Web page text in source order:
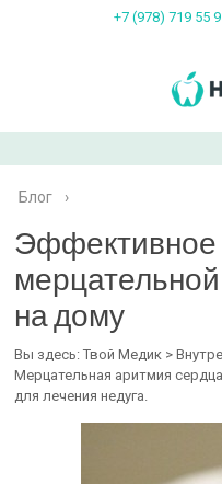
+7 (978) 719 55
Блог ›
Эффективное
на дому
Вы здесь: Твой Медик >
Мерцательная аритмия
для лечения недуга.